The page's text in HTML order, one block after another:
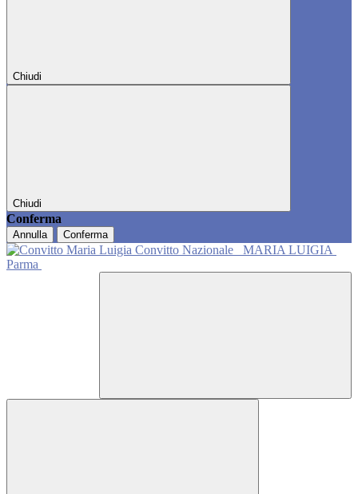
Chiudi
Chiudi
Conferma
Annulla Conferma
Convitto Nazionale
MARIA LUIGIA
Parma